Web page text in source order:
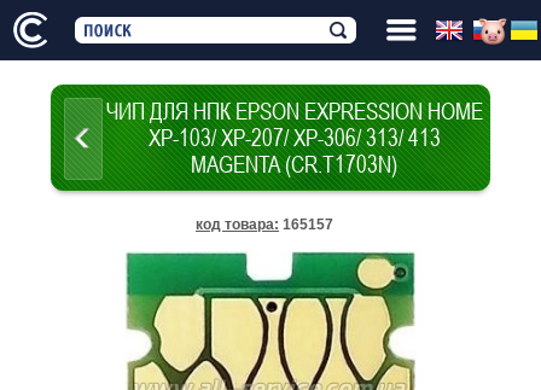
ЧИП ДЛЯ НПК EPSON EXPRESSION HOME
XP-103/ XP-207/ XP-306/ 313/ 413
MAGENTA (CR.T1703N)
код товара: 165157